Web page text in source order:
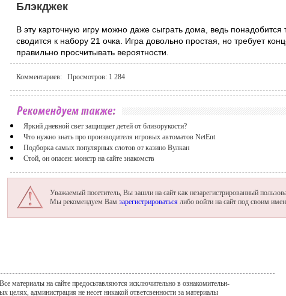
Блэкджек
В эту карточную игру можно даже сыграть дома, ведь понадобится
сводится к набору 21 очка. Игра довольно простая, но требует
правильно просчитывать вероятности.
Комментариев: Просмотров: 1 284
Яркий дневной свет защищает детей от близорукости?
Что нужно знать про производителя игровых автоматов NetEnt
Подборка самых популярных слотов от казино Вулкан
Стой, он опасен: монстр на сайте знакомств
Уважаемый посетитель, Вы зашли на сайт как незарегистрированный
Мы рекомендуем Вам зарегистрироваться либо войти на сайт под своим
Все материалы на сайте предосьтавляются исключительно в ознакомительн-
ых целях, администрация не несет никакой ответсвенности за материалы